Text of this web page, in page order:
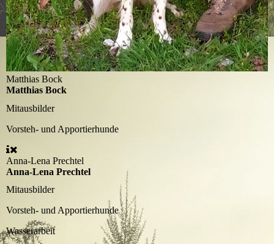
Matthias Bock
Matthias Bock
Mitausbilder
Vorsteh- und Apportierhunde
Anna-Lena Prechtel
Anna-Lena Prechtel
Mitausbilder
Vorsteh- und Apportierhunde
Wasserarbeit